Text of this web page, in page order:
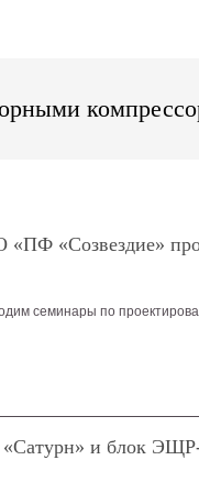
«Созвездие»
семинары по
«Сатурн» и блок